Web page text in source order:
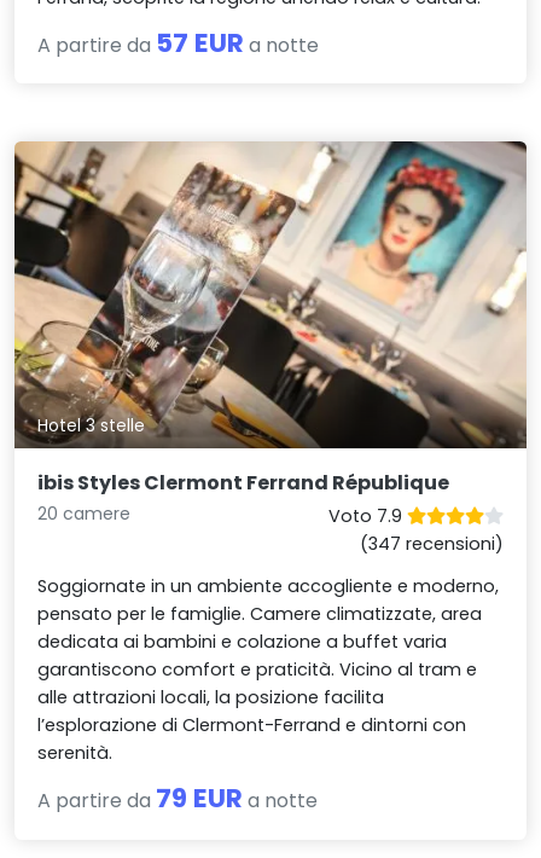
A partire da 57 EUR a notte
Hotel 3 stelle
ibis Styles Clermont Ferrand République
20 camere
Voto 7.9
(347 recensioni)
Soggiornate in un ambiente accogliente e moderno,
pensato per le famiglie. Camere climatizzate, area
dedicata ai bambini e colazione a buffet varia
garantiscono comfort e praticità. Vicino al tram e
alle attrazioni locali, la posizione facilita
l’esplorazione di Clermont-Ferrand e dintorni con
serenità.
A partire da 79 EUR a notte